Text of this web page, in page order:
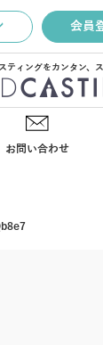
会員
ティングをカンタン、
お問い合わせ